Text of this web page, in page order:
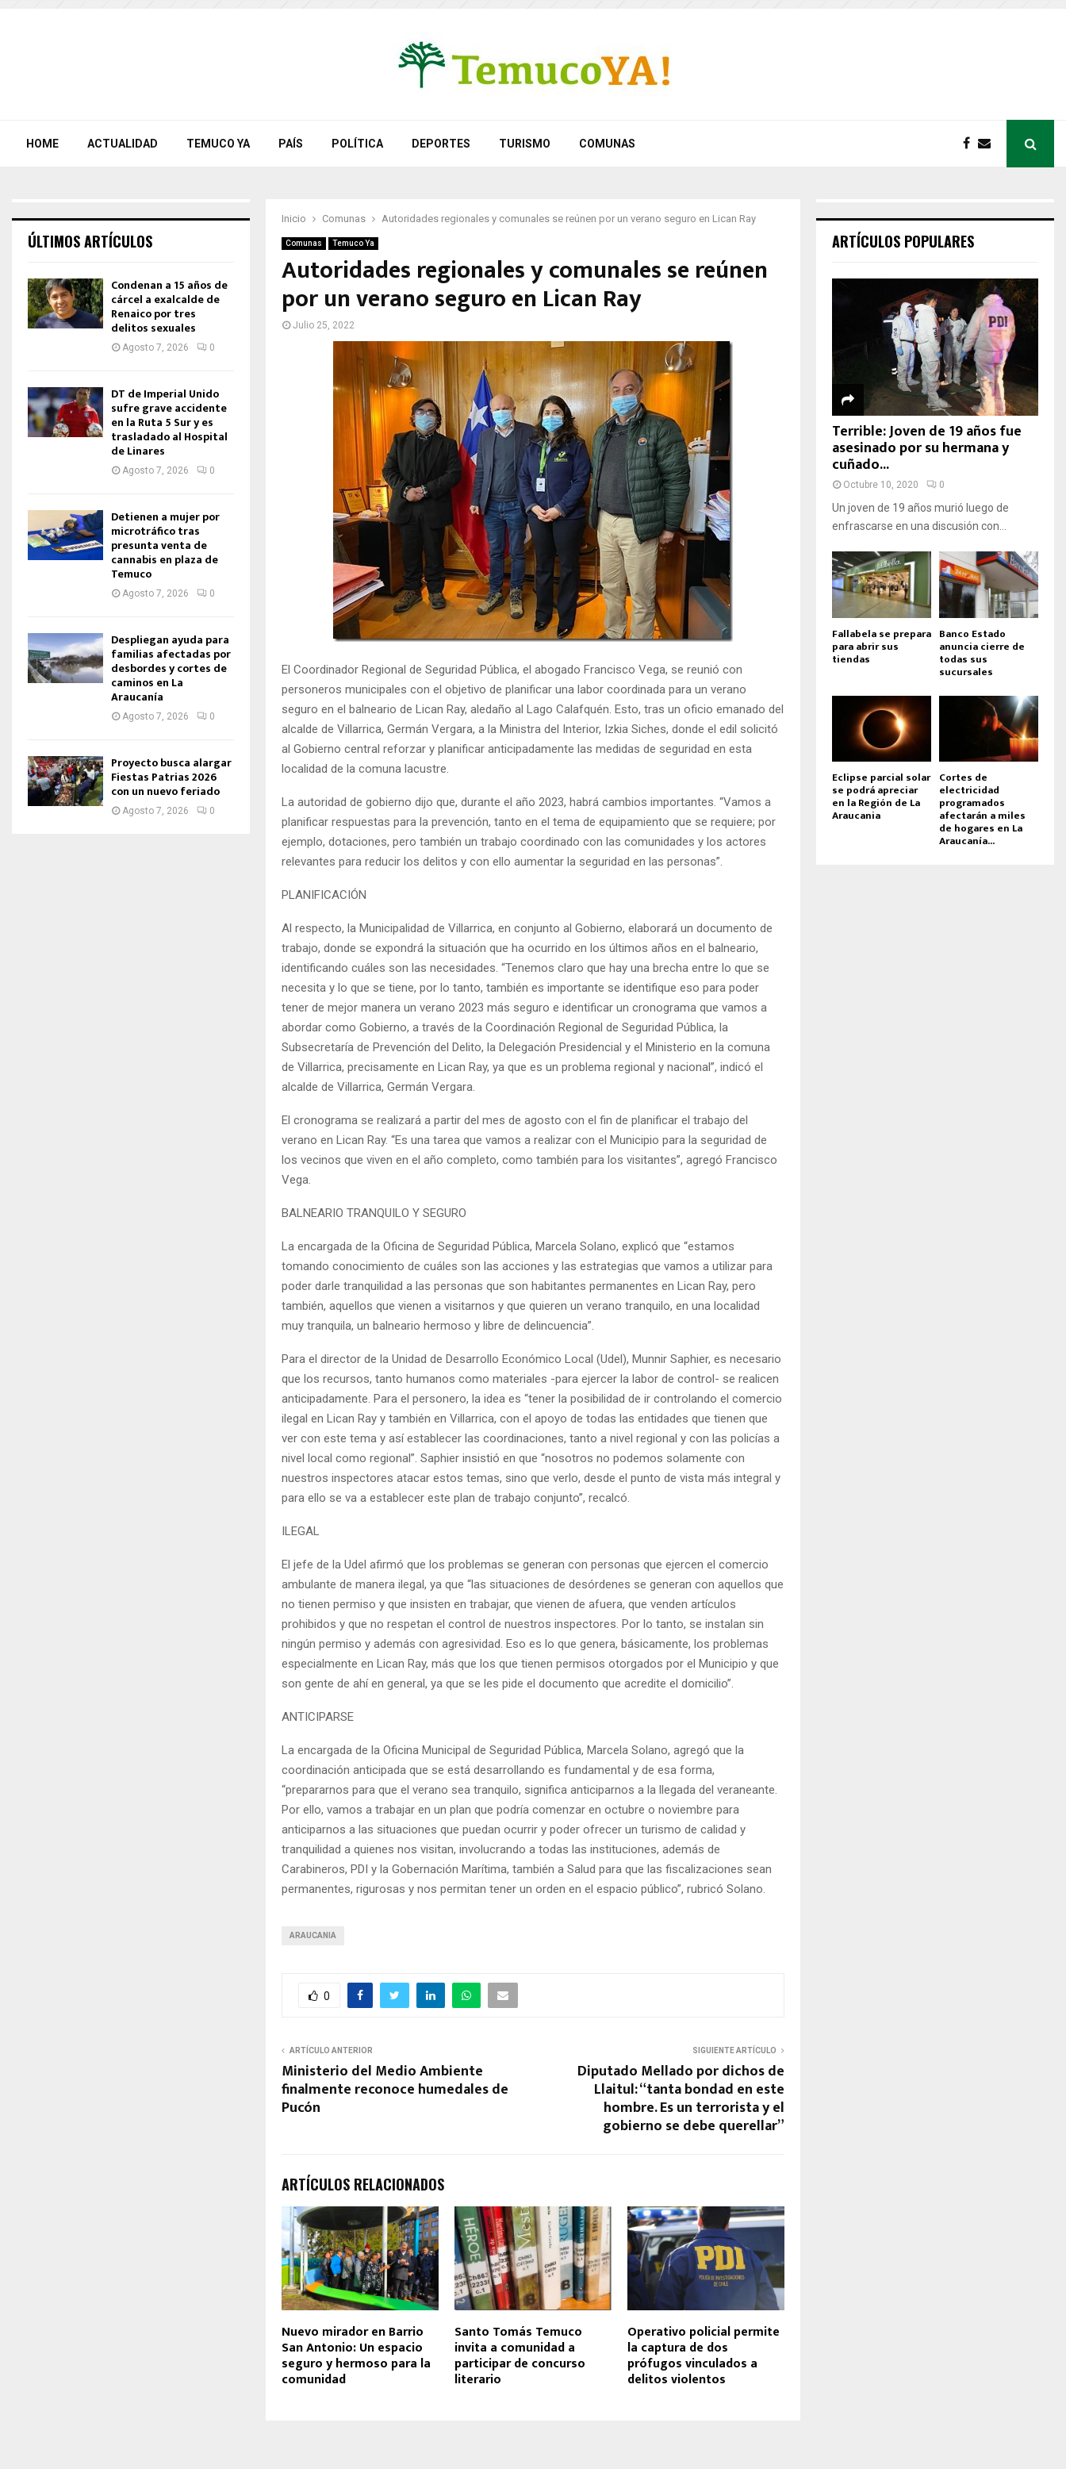
HOME ACTUALIDAD TEMUCO YA PAÍS POLÍTICA DEPORTES TURISMO COMUNAS
Inicio Comunas Autoridades regionales y comunales se reúnen por un verano seguro en Lican Ray
Comunas Temuco Ya
Autoridades regionales y comunales se reúnen
por un verano seguro en Lican Ray
Julio 25, 2022
El Coordinador Regional de Seguridad Pública, el abogado Francisco Vega, se reunió con
personeros municipales con el objetivo de planificar una labor coordinada para un verano
seguro en el balneario de Lican Ray, aledaño al Lago Calafquén. Esto, tras un oficio emanado del
alcalde de Villarrica, Germán Vergara, a la Ministra del Interior, Izkia Siches, donde el edil solicitó
al Gobierno central reforzar y planificar anticipadamente las medidas de seguridad en esta
localidad de la comuna lacustre.
La autoridad de gobierno dijo que, durante el año 2023, habrá cambios importantes. “Vamos a
planificar respuestas para la prevención, tanto en el tema de equipamiento que se requiere; por
ejemplo, dotaciones, pero también un trabajo coordinado con las comunidades y los actores
relevantes para reducir los delitos y con ello aumentar la seguridad en las personas”.
PLANIFICACIÓN
Al respecto, la Municipalidad de Villarrica, en conjunto al Gobierno, elaborará un documento de
trabajo, donde se expondrá la situación que ha ocurrido en los últimos años en el balneario,
identificando cuáles son las necesidades. “Tenemos claro que hay una brecha entre lo que se
necesita y lo que se tiene, por lo tanto, también es importante se identifique eso para poder
tener de mejor manera un verano 2023 más seguro e identificar un cronograma que vamos a
abordar como Gobierno, a través de la Coordinación Regional de Seguridad Pública, la
Subsecretaría de Prevención del Delito, la Delegación Presidencial y el Ministerio en la comuna
de Villarrica, precisamente en Lican Ray, ya que es un problema regional y nacional”, indicó el
alcalde de Villarrica, Germán Vergara.
El cronograma se realizará a partir del mes de agosto con el fin de planificar el trabajo del
verano en Lican Ray. “Es una tarea que vamos a realizar con el Municipio para la seguridad de
los vecinos que viven en el año completo, como también para los visitantes”, agregó Francisco
Vega.
BALNEARIO TRANQUILO Y SEGURO
La encargada de la Oficina de Seguridad Pública, Marcela Solano, explicó que “estamos
tomando conocimiento de cuáles son las acciones y las estrategias que vamos a utilizar para
poder darle tranquilidad a las personas que son habitantes permanentes en Lican Ray, pero
también, aquellos que vienen a visitarnos y que quieren un verano tranquilo, en una localidad
muy tranquila, un balneario hermoso y libre de delincuencia”.
Para el director de la Unidad de Desarrollo Económico Local (Udel), Munnir Saphier, es necesario
que los recursos, tanto humanos como materiales -para ejercer la labor de control- se realicen
anticipadamente. Para el personero, la idea es “tener la posibilidad de ir controlando el comercio
ilegal en Lican Ray y también en Villarrica, con el apoyo de todas las entidades que tienen que
ver con este tema y así establecer las coordinaciones, tanto a nivel regional y con las policías a
nivel local como regional”. Saphier insistió en que “nosotros no podemos solamente con
nuestros inspectores atacar estos temas, sino que verlo, desde el punto de vista más integral y
para ello se va a establecer este plan de trabajo conjunto”, recalcó.
ILEGAL
El jefe de la Udel afirmó que los problemas se generan con personas que ejercen el comercio
ambulante de manera ilegal, ya que “las situaciones de desórdenes se generan con aquellos que
no tienen permiso y que insisten en trabajar, que vienen de afuera, que venden artículos
prohibidos y que no respetan el control de nuestros inspectores. Por lo tanto, se instalan sin
ningún permiso y además con agresividad. Eso es lo que genera, básicamente, los problemas
especialmente en Lican Ray, más que los que tienen permisos otorgados por el Municipio y que
son gente de ahí en general, ya que se les pide el documento que acredite el domicilio”.
ANTICIPARSE
La encargada de la Oficina Municipal de Seguridad Pública, Marcela Solano, agregó que la
coordinación anticipada que se está desarrollando es fundamental y de esa forma,
“prepararnos para que el verano sea tranquilo, significa anticiparnos a la llegada del veraneante.
Por ello, vamos a trabajar en un plan que podría comenzar en octubre o noviembre para
anticiparnos a las situaciones que puedan ocurrir y poder ofrecer un turismo de calidad y
tranquilidad a quienes nos visitan, involucrando a todas las instituciones, además de
Carabineros, PDI y la Gobernación Marítima, también a Salud para que las fiscalizaciones sean
permanentes, rigurosas y nos permitan tener un orden en el espacio público”, rubricó Solano.
ARAUCANIA
0
ARTÍCULO ANTERIOR
Ministerio del Medio Ambiente
finalmente reconoce humedales de
Pucón
SIGUIENTE ARTÍCULO
Diputado Mellado por dichos de
Llaitul: “tanta bondad en este
hombre. Es un terrorista y el
gobierno se debe querellar”
ARTÍCULOS RELACIONADOS
Nuevo mirador en Barrio
San Antonio: Un espacio
seguro y hermoso para la
comunidad
Santo Tomás Temuco
invita a comunidad a
participar de concurso
literario
Operativo policial permite
la captura de dos
prófugos vinculados a
delitos violentos
ÚLTIMOS ARTÍCULOS
Condenan a 15 años de
cárcel a exalcalde de
Renaico por tres
delitos sexuales
Agosto 7, 2026 0
DT de Imperial Unido
sufre grave accidente
en la Ruta 5 Sur y es
trasladado al Hospital
de Linares
Agosto 7, 2026 0
Detienen a mujer por
microtráfico tras
presunta venta de
cannabis en plaza de
Temuco
Agosto 7, 2026 0
Despliegan ayuda para
familias afectadas por
desbordes y cortes de
caminos en La
Araucanía
Agosto 7, 2026 0
Proyecto busca alargar
Fiestas Patrias 2026
con un nuevo feriado
Agosto 7, 2026 0
ARTÍCULOS POPULARES
Terrible: Joven de 19 años fue
asesinado por su hermana y
cuñado...
Octubre 10, 2020 0
Un joven de 19 años murió luego de
enfrascarse en una discusión con...
Fallabela se prepara
para abrir sus
tiendas
Banco Estado
anuncia cierre de
todas sus
sucursales
Eclipse parcial solar
se podrá apreciar
en la Región de La
Araucania
Cortes de
electricidad
programados
afectarán a miles
de hogares en La
Araucanía...